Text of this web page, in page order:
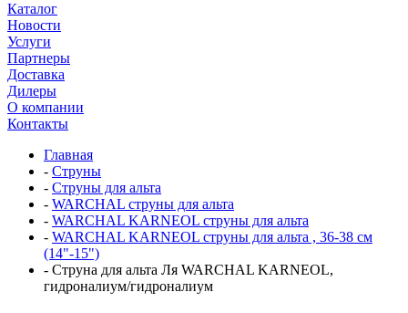
Каталог
Новости
Услуги
Партнеры
Доставка
Дилеры
О компании
Контакты
Главная
- Струны
- Струны для альта
- WARCHAL струны для альта
- WARCHAL KARNEOL струны для альта
- WARCHAL KARNEOL струны для альта , 36-38 см
(14"-15")
- Струна для альта Ля WARCHAL KARNEOL,
гидроналиум/гидроналиум